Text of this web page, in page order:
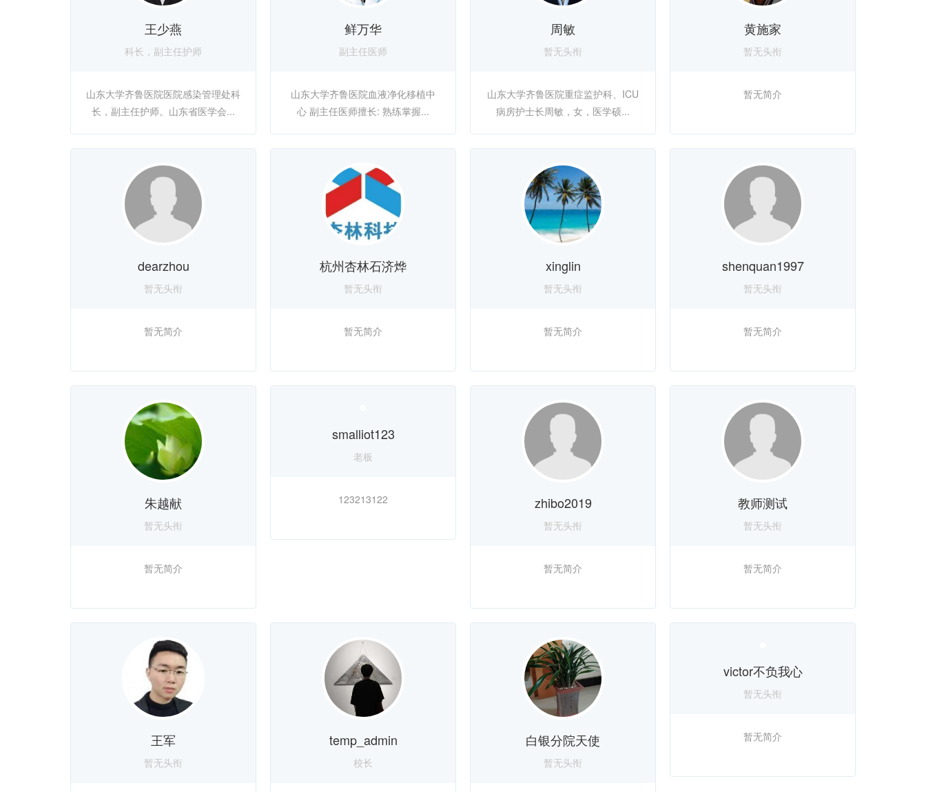
王少燕
科长，副主任护师
山东大学齐鲁医院医院感染管理处科
长，副主任护师。山东省医学会...
鲜万华
副主任医师
山东大学齐鲁医院血液净化移植中
心 副主任医师擅长: 熟练掌握...
周敏
暂无头衔
山东大学齐鲁医院重症监护科、ICU
病房护士长周敏，女，医学硕...
黄施家
暂无头衔
暂无简介
dearzhou
暂无头衔
暂无简介
杭州杏林石济烨
暂无头衔
暂无简介
xinglin
暂无头衔
暂无简介
shenquan1997
暂无头衔
暂无简介
朱越献
暂无头衔
暂无简介
smalliot123
老板
123213122 zhibo2019
暂无头衔
暂无简介
教师测试
暂无头衔
暂无简介
王军
暂无头衔
temp_admin
校长
白银分院天使
暂无头衔
victor不负我心
暂无头衔
暂无简介